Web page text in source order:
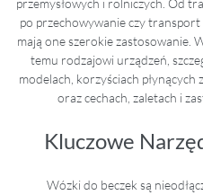
przemysłowych i rolniczych. Od
po przechowywanie czy transport
mają one szerokie zastosowanie.
temu rodzajowi urządzeń,
modelach, korzyściach
oraz cechach, zaletach i
Kluczowe
Wózki do beczek są